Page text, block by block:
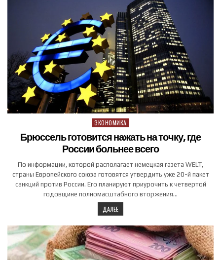
Posted in
ЭКОНОМИКА
Брюссель готовится нажать на точку, где
России больнее всего
По информации, которой располагает немецкая газета WELT,
страны Европейского союза готовятся утвердить уже 20-й пакет
санкций против России. Его планируют приурочить к четвертой
годовщине полномасштабного вторжения…
ДАЛЕЕ